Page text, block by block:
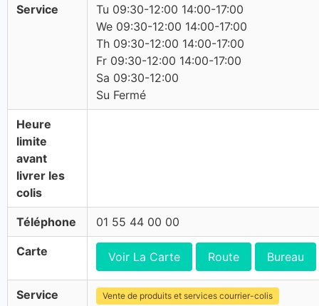
Service
Tu 09:30-12:00 14:00-17:00
We 09:30-12:00 14:00-17:00
Th 09:30-12:00 14:00-17:00
Fr 09:30-12:00 14:00-17:00
Sa 09:30-12:00
Su Fermé
Heure
limite
avant
livrer les
colis
Téléphone 01 55 44 00 00
Carte Voir La Carte Route Bureau
Service Vente de produits et services courrier-colis